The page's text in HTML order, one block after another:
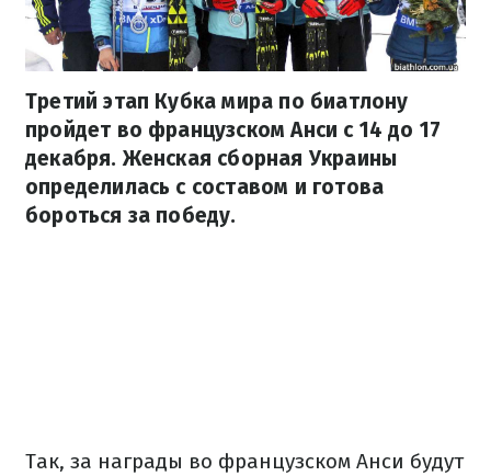
Третий этап Кубка мира по биатлону
пройдет во французском Анси с 14 до 17
декабря. Женская сборная Украины
определилась с составом и готова
бороться за победу.
Так, за награды во французском Анси будут